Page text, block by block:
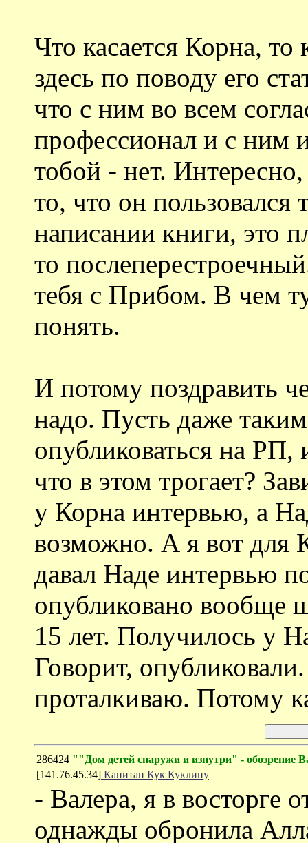
Что касается Корна,
здесь по поводу его
что с ним во всем
профессионал и с ним
тобой - нет.
то, что он
написании книги, это
то
тебя с Прибом. В чем
понять.
И потому поздравить
надо. Пусть даже
опубликоваться на РП,
что в этом трогает?
у Корна интервью, а
возможно. А я вот для
давал Наде интервью
опубликовано вообще
15 лет. Получилось у
Говорит,
проталкиваю. Потому
286424 ""Дом детей снаружи и изнутри" -
[141.76.45.34] Капитан Кук Куклину
- Валера, я в восторге
однажды обронила